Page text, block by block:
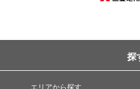
探
エリアから探す